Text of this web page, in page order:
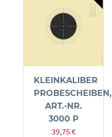
KLEINKALIBER
PROBESCHEIBEN,
ART.-NR.
3000 P
39,75€